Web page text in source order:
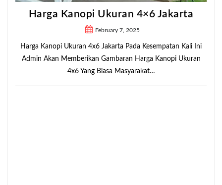
Harga Kanopi Ukuran 4×6 Jakarta
February 7, 2025
Harga Kanopi Ukuran 4x6 Jakarta Pada Kesempatan Kali Ini
Admin Akan Memberikan Gambaran Harga Kanopi Ukuran
4x6 Yang Biasa Masyarakat…